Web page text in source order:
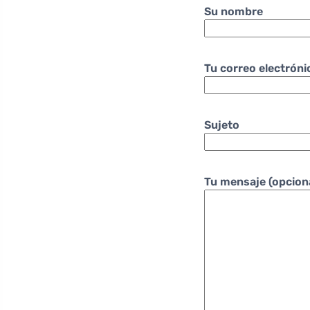
Su nombre
Tu correo
Sujeto
Tu mensaje